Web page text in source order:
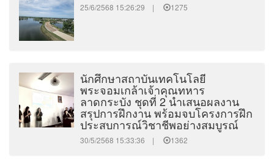
25/6/2568 15:26:29 | 1275
นักศึกษาสถาบันเทคโนโลยี
พระจอมเกล้าเจ้าคุณทหาร
ลาดกระบัง ชุดที่ 2 นำเสนอผลงาน
สรุปการฝึกงาน พร้อมจบโครงการฝึก
ประสบการณ์วิชาชีพอย่างสมบูรณ์
30/5/2568 15:33:36 | 1362